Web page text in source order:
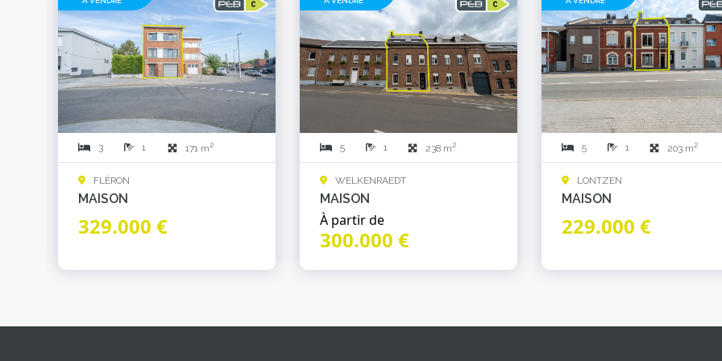
3 1 171 m2
FLÉRON
MAISON
329.000 €
5 1 238 m2
WELKENRAEDT
MAISON
À partir de
300.000 €
5 1 203 m2
LONTZEN
MAISON
229.000 €